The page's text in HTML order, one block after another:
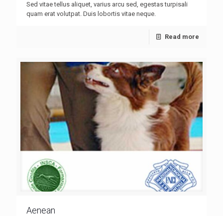
Sed vitae tellus aliquet, varius arcu sed, egestas turpisali
quam erat volutpat. Duis lobortis vitae neque.
Read more
Aenean